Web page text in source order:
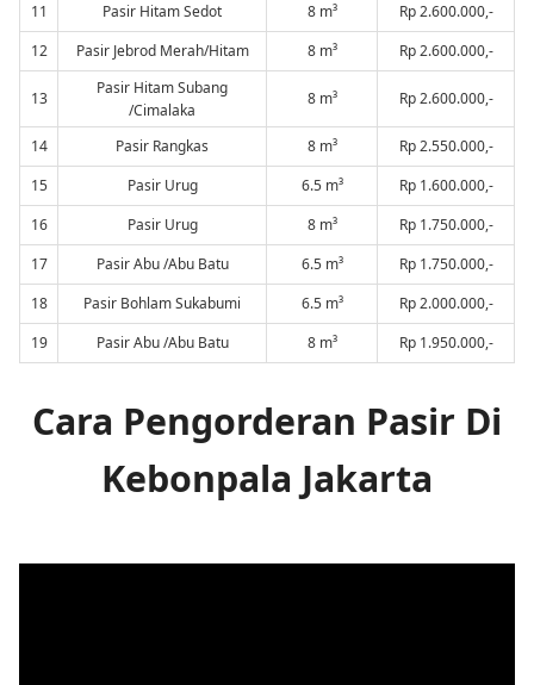
11
Pasir Hitam Sedot 8 m³
Rp 2.600.000,-
12
Pasir Jebrod Merah/Hitam 8 m³ Rp 2.600.000,-
13
Pasir Hitam Subang
/Cimalaka
8 m³ Rp 2.600.000,-
14 Pasir Rangkas 8 m³
Rp 2.550.000,-
15
Pasir Urug 6.5 m³
Rp 1.600.000,-
16
Pasir Urug 8 m³
Rp 1.750.000,-
17
Pasir Abu /Abu Batu 6.5 m³
Rp 1.750.000,-
18
Pasir Bohlam Sukabumi 6.5 m³
Rp 2.000.000,-
19
Pasir Abu /Abu Batu 8 m³ Rp 1.950.000,-
Cara Pengorderan Pasir Di
Kebonpala Jakarta